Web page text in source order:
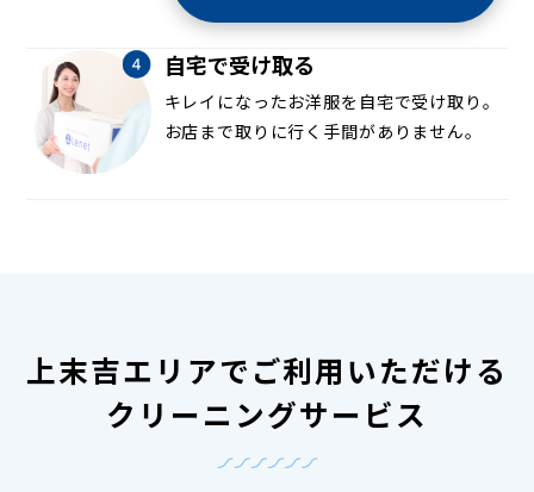
自宅で受け取る
キレイになったお洋服を自宅で受け取り。
お店まで取りに行く手間がありません。
上末吉エリアでご利用いただける
クリーニングサービス